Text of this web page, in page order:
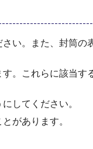
い。また、封筒の
。これらに該当す
してください。
があります。